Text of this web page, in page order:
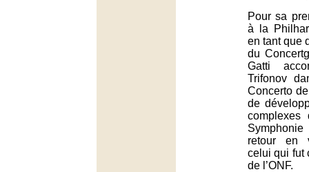
Pour sa
à la
en tant que
du
Gatti
Trifonov
Concerto
de
complexes
retour en
celui qui fut
de l’ONF.